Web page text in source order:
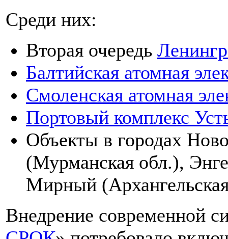
Среди них:
Вторая очередь
Балтийская атомная
Смоленская атомная
Портовый комплекс
Объекты в городах
(Мурманская обл.),
Мирный
Внедрение современной